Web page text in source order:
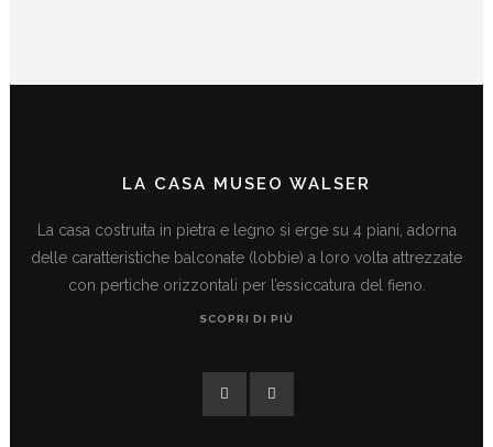
LA CASA MUSEO WALSER
La casa costruita in pietra e legno si erge su 4 piani, adorna
delle caratteristiche balconate (lobbie) a loro volta attrezzate
con pertiche orizzontali per l’essiccatura del fieno.
SCOPRI DI PIÙ